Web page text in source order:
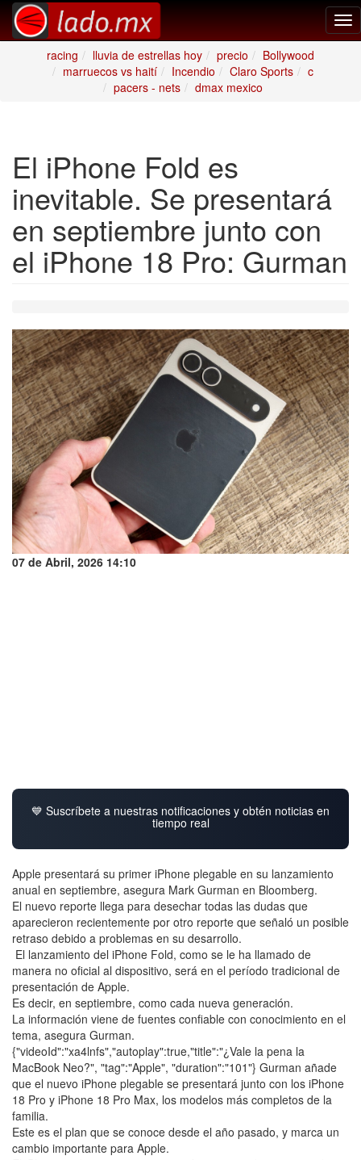
racing
lluvia de estrellas hoy precio
Bollywood
marruecos vs haití
Incendio Claro Sports
c
pacers - nets
dmax mexico
El iPhone Fold es
inevitable. Se presentará
en septiembre junto con
el iPhone 18 Pro: Gurman
07 de Abril, 2026 14:10
💙 Suscríbete a nuestras notificaciones y obtén noticias en
tiempo real
Apple presentará su primer iPhone plegable en su lanzamiento
anual en septiembre, asegura Mark Gurman en Bloomberg.
El nuevo reporte llega para desechar todas las dudas que
aparecieron recientemente por otro reporte que señaló un posible
retraso debido a problemas en su desarrollo.
El lanzamiento del iPhone Fold, como se le ha llamado de
manera no oficial al dispositivo, será en el período tradicional de
presentación de Apple.
Es decir, en septiembre, como cada nueva generación.
La información viene de fuentes confiable con conocimiento en el
tema, asegura Gurman.
{"videoId":"xa4lnfs","autoplay":true,"title":"¿Vale la pena la
MacBook Neo?", "tag":"Apple", "duration":"101"} Gurman añade
que el nuevo iPhone plegable se presentará junto con los iPhone
18 Pro y iPhone 18 Pro Max, los modelos más completos de la
familia.
Este es el plan que se conoce desde el año pasado, y marca un
cambio importante para Apple.